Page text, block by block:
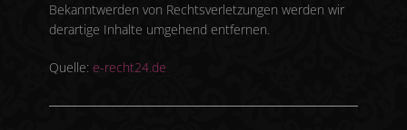
Bekanntwerden von Rechtsverletzungen werden wir
derartige Inhalte umgehend entfernen.
Quelle: e-recht24.de